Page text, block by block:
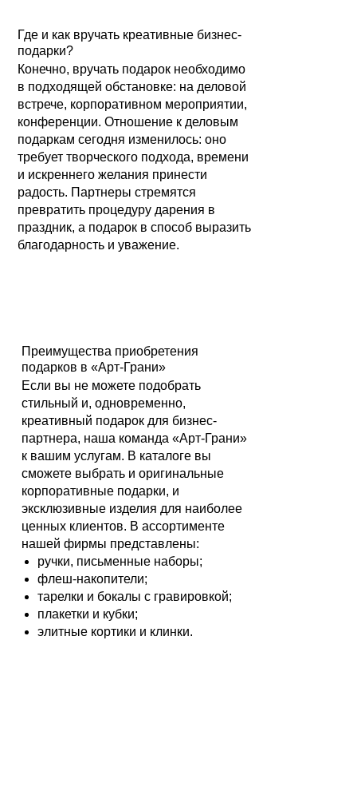
Преимущества приобретения
подарков в «Арт-Грани»
Где и как вручать креативные бизнес-
подарки?
Если вы не можете подобрать
стильный и, одновременно,
креативный подарок для бизнес-
партнера, наша команда «Арт-Грани»
к вашим услугам. В каталоге вы
сможете выбрать и оригинальные
корпоративные подарки, и
эксклюзивные изделия для наиболее
ценных клиентов. В ассортименте
нашей фирмы представлены:
ручки, письменные наборы;
флеш-накопители;
тарелки и бокалы с гравировкой;
плакетки и кубки;
элитные кортики и клинки.
Конечно, вручать подарок необходимо
в подходящей обстановке: на деловой
встрече, корпоративном мероприятии,
конференции. Отношение к деловым
подаркам сегодня изменилось: оно
требует творческого подхода, времени
и искреннего желания принести
радость. Партнеры стремятся
превратить процедуру дарения в
праздник, а подарок в способ выразить
благодарность и уважение.